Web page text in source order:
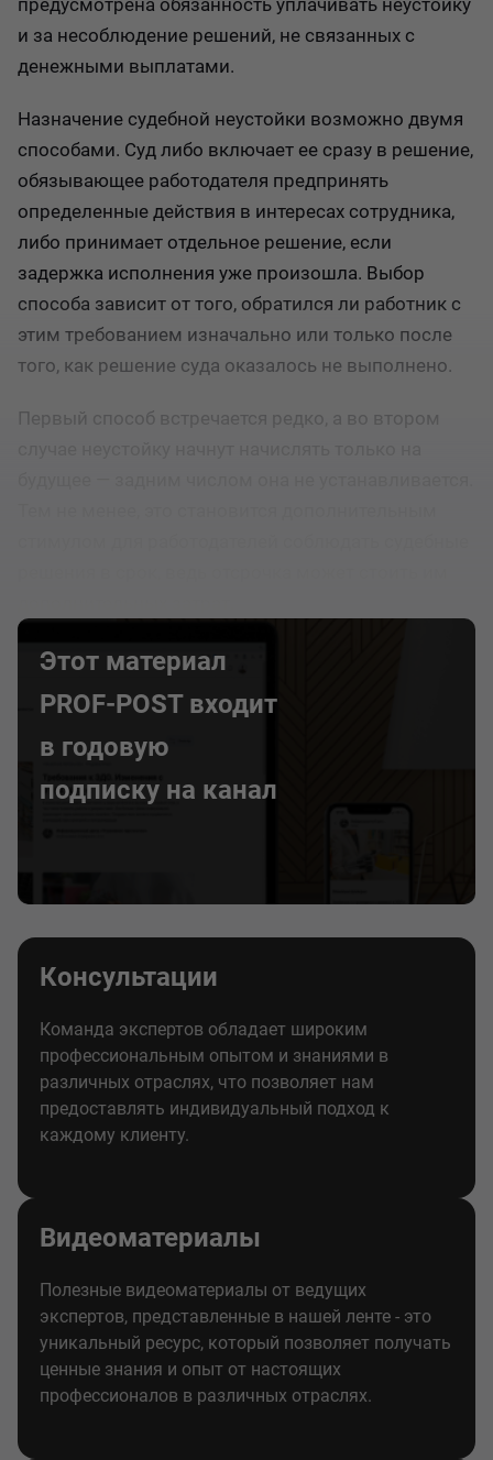
предусмотрена обязанность уплачивать неустойку
и за несоблюдение решений, не связанных с
денежными выплатами.
Назначение судебной неустойки возможно двумя
способами. Суд либо включает ее сразу в решение,
обязывающее работодателя предпринять
определенные действия в интересах сотрудника,
либо принимает отдельное решение, если
задержка исполнения уже произошла. Выбор
способа зависит от того, обратился ли работник с
этим требованием изначально или только после
того, как решение суда оказалось не выполнено.
Первый способ встречается редко, а во втором
Этот материал
PROF-POST входит
в годовую
подписку на канал
Консультации
Команда экспертов обладает широким
профессиональным опытом и знаниями в
различных отраслях, что позволяет нам
предоставлять индивидуальный подход к
каждому клиенту.
Видеоматериалы
Полезные видеоматериалы от ведущих
экспертов, представленные в нашей ленте - это
уникальный ресурс, который позволяет получать
ценные знания и опыт от настоящих
профессионалов в различных отраслях.